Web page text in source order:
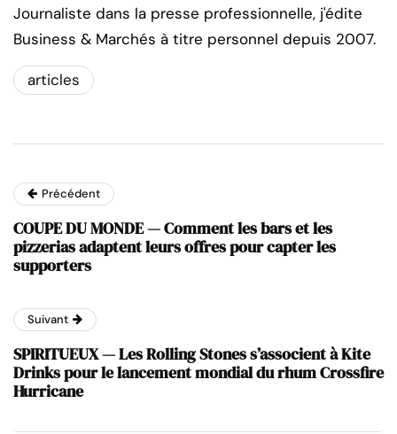
Journaliste dans la presse professionnelle, j'édite
Business & Marchés à titre personnel depuis 2007.
articles
Précédent
COUPE DU MONDE — Comment les bars et les
pizzerias adaptent leurs offres pour capter les
supporters
Suivant
SPIRITUEUX — Les Rolling Stones s’associent à Kite
Drinks pour le lancement mondial du rhum Crossfire
Hurricane